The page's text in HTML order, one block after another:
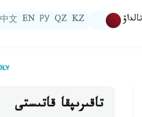
تالداۋ KZ
QZ
РУ
EN
中文
تاقىرىپقا قاتىستى